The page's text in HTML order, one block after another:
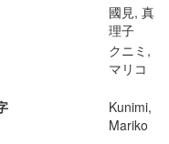
國見, 真
理子
クニミ,
マリコ
Kunimi,
Mariko